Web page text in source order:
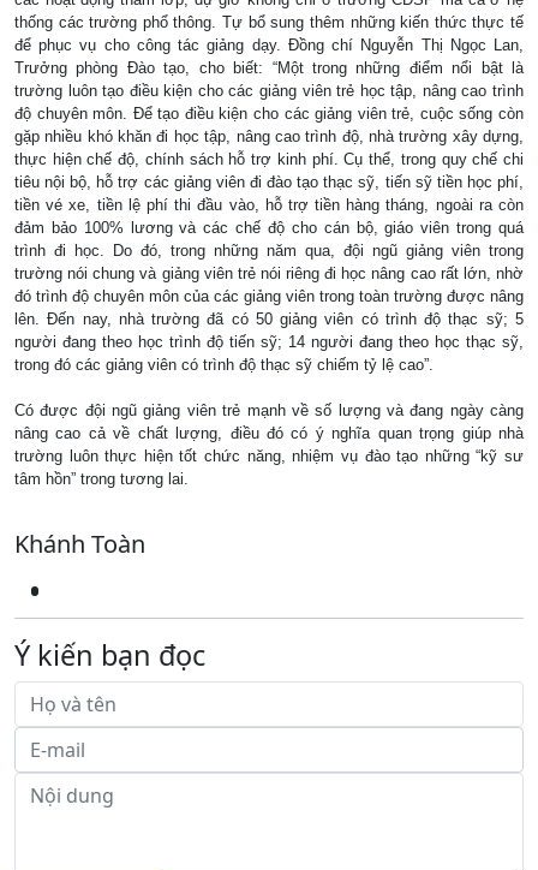
thống các trường phổ thông. Tự bổ sung thêm những kiến thức thực tế
để phục vụ cho công tác giảng dạy. Đồng chí Nguyễn Thị Ngọc Lan,
Trưởng phòng Đào tạo, cho biết: “Một trong những điểm nổi bật là
trường luôn tạo điều kiện cho các giảng viên trẻ học tập, nâng cao trình
độ chuyên môn. Để tạo điều kiện cho các giảng viên trẻ, cuộc sống còn
gặp nhiều khó khăn đi học tập, nâng cao trình độ, nhà trường xây dựng,
thực hiện chế độ, chính sách hỗ trợ kinh phí. Cụ thể, trong quy chế chi
tiêu nội bộ, hỗ trợ các giảng viên đi đào tạo thạc sỹ, tiến sỹ tiền học phí,
tiền vé xe, tiền lệ phí thi đầu vào, hỗ trợ tiền hàng tháng, ngoài ra còn
đảm bảo 100% lương và các chế độ cho cán bộ, giáo viên trong quá
trình đi học. Do đó, trong những năm qua, đội ngũ giảng viên trong
trường nói chung và giảng viên trẻ nói riêng đi học nâng cao rất lớn, nhờ
đó trình độ chuyên môn của các giảng viên trong toàn trường được nâng
lên. Đến nay, nhà trường đã có 50 giảng viên có trình độ thạc sỹ; 5
người đang theo học trình độ tiến sỹ; 14 người đang theo học thạc sỹ,
trong đó các giảng viên có trình độ thạc sỹ chiếm tỷ lệ cao”.
Có được đội ngũ giảng viên trẻ mạnh về số lượng và đang ngày càng
nâng cao cả về chất lượng, điều đó có ý nghĩa quan trọng giúp nhà
trường luôn thực hiện tốt chức năng, nhiệm vụ đào tạo những “kỹ sư
tâm hồn” trong tương lai.
Khánh Toàn
Ý kiến bạn đọc